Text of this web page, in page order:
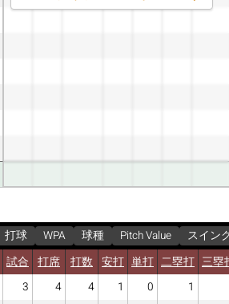
打球 WPA 球種 Pitch Value
スイン
試合 打席 打数 安打 単打 二塁打 三塁
3 4 4 1 0
1